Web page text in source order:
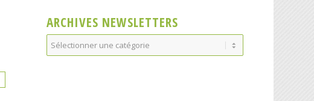
ARCHIVES NEWSLETTERS
Archives
Newsletters